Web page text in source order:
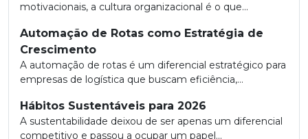
motivacionais, a cultura organizacional é o que...
Automação de Rotas como Estratégia de
Crescimento
A automação de rotas é um diferencial estratégico para
empresas de logística que buscam eficiência,...
Hábitos Sustentáveis para 2026
A sustentabilidade deixou de ser apenas um diferencial
competitivo e passou a ocupar um papel...